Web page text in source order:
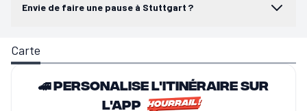
Envie de faire une pause à Stuttgart ?
Carte
🚄 Personalise l'itinéraire sur
l'app